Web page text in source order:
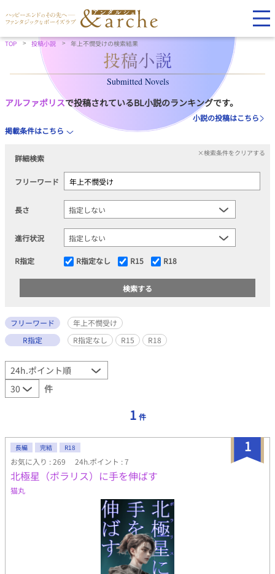
TOP 投稿小説 年上不憫受けの検索結果
Submitted Novels
アルファポリスで投稿されているBL小説のランキングです。
小説の投稿はこちら
掲載条件はこちら
詳細検索
×検索条件をクリアする
フリーワード
長さ
進行状況
R指定 R指定なし R15 R18
フリーワード
年上不憫受け
R指定
R指定なし R15 R18
件
1 件
1
長編 完結 R18
お気に入り : 269 24h.ポイント : 7
北極星（ポラリス）に手を伸ばす
猫丸